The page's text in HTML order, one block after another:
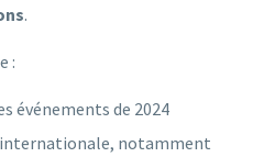
.
:
événements de 2024
notamment